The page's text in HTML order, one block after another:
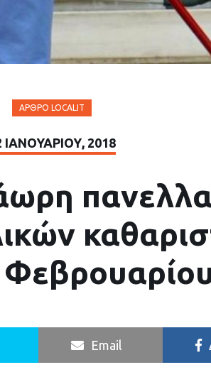
ΆΡΘΡΟ LOCALIT
ΙΑΝΟΥΑΡΊΟΥ, 2018
Email